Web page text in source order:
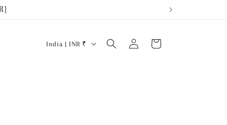
País/región India | INR ₹
Iniciar
sesión
Carrito